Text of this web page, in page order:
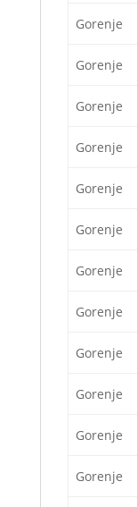
Gorenje
Gorenje
Gorenje
Gorenje
Gorenje
Gorenje
Gorenje
Gorenje
Gorenje
Gorenje
Gorenje
Gorenje